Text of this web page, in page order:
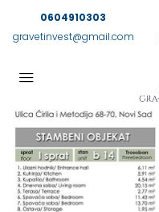
0604910303
gravetinvest@gmail.com